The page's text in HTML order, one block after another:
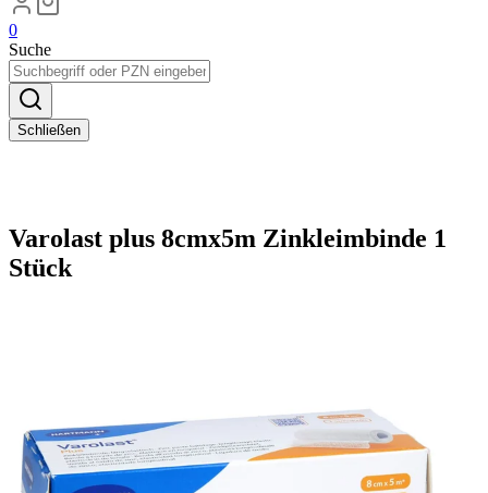
0
Suche
Schließen
Varolast plus 8cmx5m Zinkleimbinde 1
Stück